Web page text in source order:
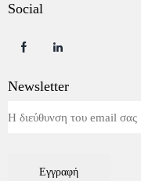
Social
Newsletter
Εγγραφή